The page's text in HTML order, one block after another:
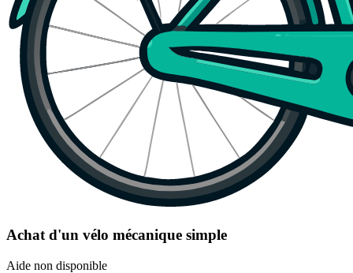
Achat d'un vélo mécanique simple
Aide non disponible